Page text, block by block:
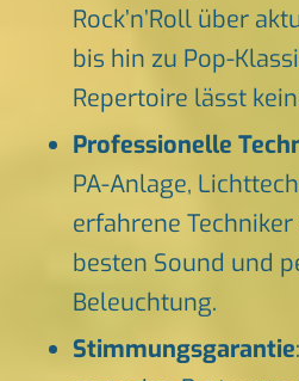
Rock’n’Roll über
bis hin zu Pop-
Repertoire lässt
Professionelle
PA-Anlage,
erfahrene
besten Sound und
Beleuchtung.
Stimmungsgarantie